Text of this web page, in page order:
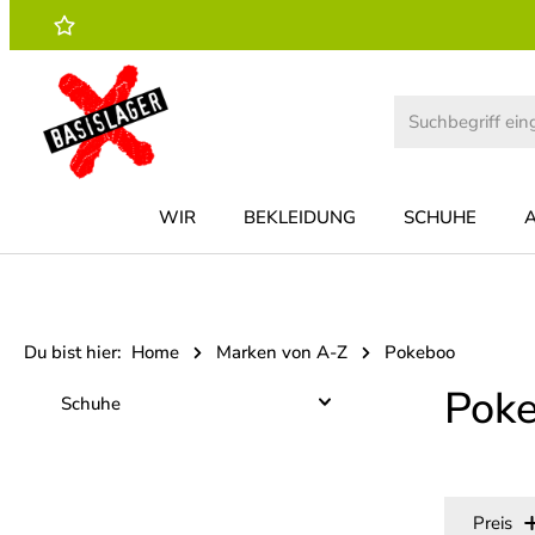
Hauptinhalt springen
Zur Suche springen
Zur Hauptnavigation springen
WIR BEKLEIDUNG SCHUHE
Du bist hier: Home Marken von A-Z Pokeboo
Schuhe
Preis